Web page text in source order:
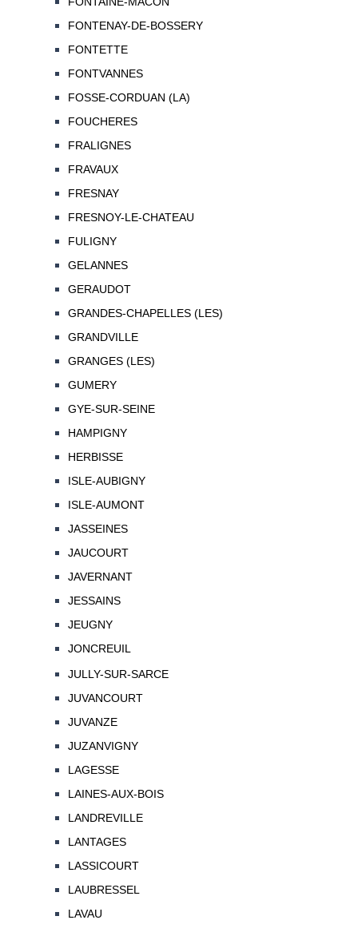
FONTENAY-DE-BOSSERY
FONTETTE
FONTVANNES
FOSSE-CORDUAN (LA)
FOUCHERES
FRALIGNES
FRAVAUX
FRESNAY
FRESNOY-LE-CHATEAU
FULIGNY
GELANNES
GERAUDOT
GRANDES-CHAPELLES (LES)
GRANDVILLE
GRANGES (LES)
GUMERY
GYE-SUR-SEINE
HAMPIGNY
HERBISSE
ISLE-AUBIGNY
ISLE-AUMONT
JASSEINES
JAUCOURT
JAVERNANT
JESSAINS
JEUGNY
JONCREUIL
JULLY-SUR-SARCE
JUVANCOURT
JUVANZE
JUZANVIGNY
LAGESSE
LAINES-AUX-BOIS
LANDREVILLE
LANTAGES
LASSICOURT
LAUBRESSEL
LAVAU